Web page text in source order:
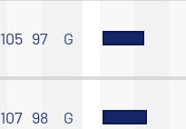
105 97 G
107 98 G